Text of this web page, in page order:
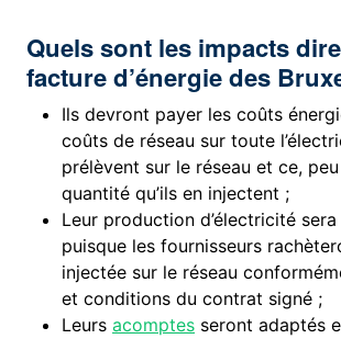
Quels sont les impacts
facture d’énergie des
Ils devront payer les coûts
coûts de réseau sur toute
prélèvent sur le réseau et ce,
quantité qu’ils en injectent ;
Leur production d’électricité
puisque les fournisseurs
injectée sur le réseau
et conditions du contrat signé ;
Leursacomptes seront adaptés